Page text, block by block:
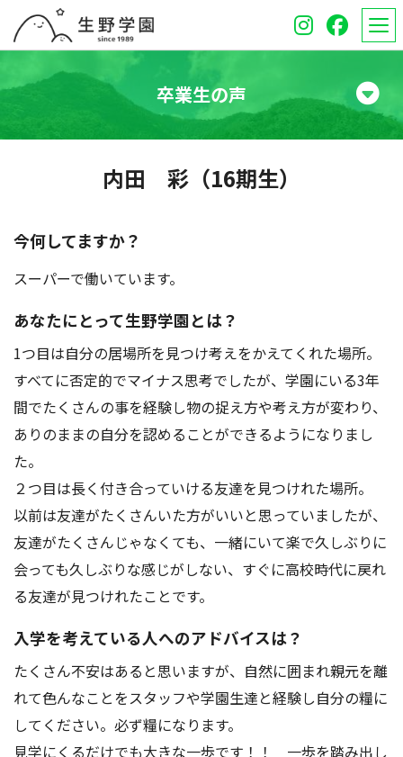
学校紹介
中学校
オープンスクール
保護者のみなさんへ
受験生のみなさんへ
アクセス お問い合わせ
卒業生の声
内田 彩（16期生）
今何してますか？
スーパーで働いています。
あなたにとって生野学園とは？
1つ目は自分の居場所を見つけ考えをかえてくれた場所。
すべてに否定的でマイナス思考でしたが、学園にいる3年
間でたくさんの事を経験し物の捉え方や考え方が変わり、
ありのままの自分を認めることができるようになりまし
た。
２つ目は長く付き合っていける友達を見つけれた場所。
以前は友達がたくさんいた方がいいと思っていましたが、
友達がたくさんじゃなくても、一緒にいて楽で久しぶりに
会っても久しぶりな感じがしない、すぐに高校時代に戻れ
る友達が見つけれたことです。
入学を考えている人へのアドバイスは？
たくさん不安はあると思いますが、自然に囲まれ親元を離
れて色んなことをスタッフや学園生達と経験し自分の糧に
してください。必ず糧になります。
見学にくるだけでも大きな一歩です！！ 一歩を踏み出し